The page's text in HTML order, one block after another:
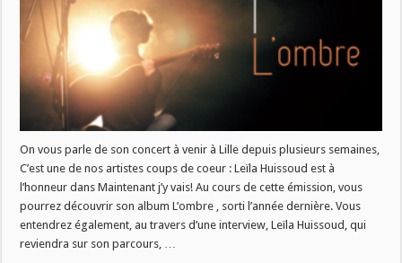
On vous parle de son concert à venir à Lille depuis plusieurs semaines,
C’est une de nos artistes coups de coeur : Leïla Huissoud est à
l’honneur dans Maintenant j’y vais! Au cours de cette émission, vous
pourrez découvrir son album L’ombre , sorti l’année dernière. Vous
entendrez également, au travers d’une interview, Leïla Huissoud, qui
reviendra sur son parcours, …